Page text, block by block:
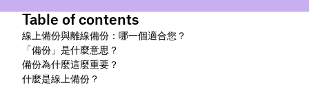
Table of contents
線上備份與離線備份：哪一個適合您？
「備份」是什麼意思？
備份為什麼這麼重要？
什麼是線上備份？